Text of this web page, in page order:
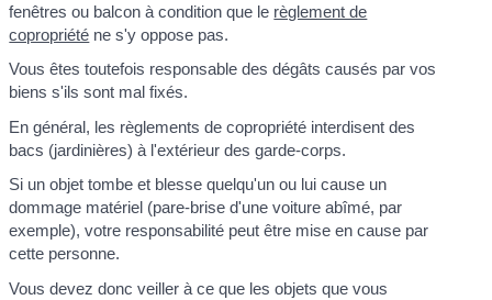
fenêtres ou balcon à condition que le règlement de
copropriété ne s'y oppose pas.
Vous êtes toutefois responsable des dégâts causés par vos
biens s'ils sont mal fixés.
En général, les règlements de copropriété interdisent des
bacs (jardinières) à l'extérieur des garde-corps.
Si un objet tombe et blesse quelqu'un ou lui cause un
dommage matériel (pare-brise d'une voiture abîmé, par
exemple), votre responsabilité peut être mise en cause par
cette personne.
Vous devez donc veiller à ce que les objets que vous